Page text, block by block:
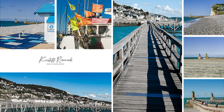
2019
Fecamp